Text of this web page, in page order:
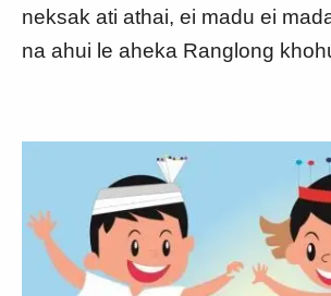
neksak ati athai, ei madu ei
na ahui le aheka Ranglong